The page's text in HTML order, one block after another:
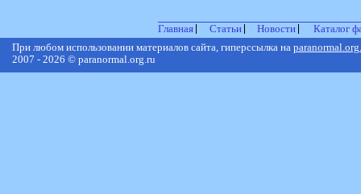
Главная Статьи Новости
Каталог
При любом использовании материалов сайта, гиперссылка на
2007 - 2026 © paranormal.org.ru